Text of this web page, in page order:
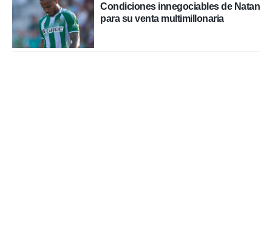
Condiciones innegociables de Natan
para su venta multimillonaria